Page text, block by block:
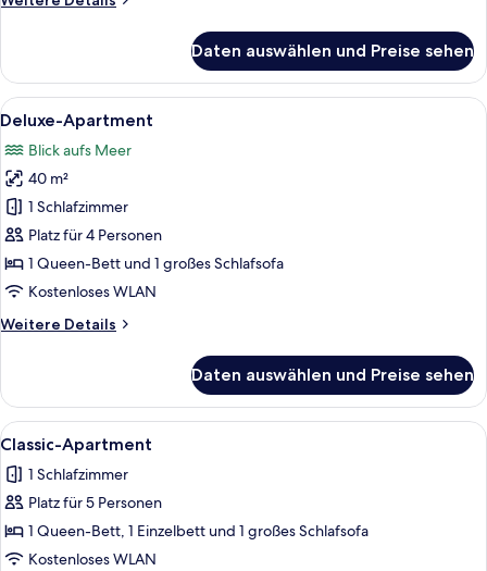
Apartment
Daten auswählen und Preise sehen
Alle
Fotos
für
Deluxe-
Apartment
anzeigen
Ein modernes Wohnzimmer mit
18
Deluxe-Apartment
Blick aufs Meer
40 m²
1 Schlafzimmer
Platz für 4 Personen
1 Queen-Bett und 1 großes Schlafsofa
Kostenloses WLAN
Weitere Details
Weitere
Apartment
Daten auswählen und Preise sehen
Alle
Fotos
für
Classic-
Apartment
anzeigen
Ein Schlafzimmer mit grüner
4
Classic-Apartment
1 Schlafzimmer
Platz für 5 Personen
1 Queen-Bett, 1 Einzelbett und 1 großes Schlafsofa
Kostenloses WLAN